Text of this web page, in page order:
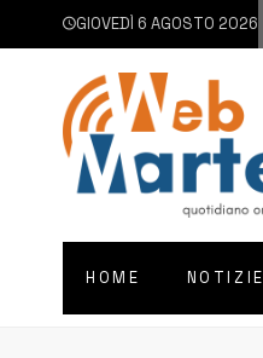
GIOVEDÌ 6 AGOSTO 2026
HOME NOTIZIE